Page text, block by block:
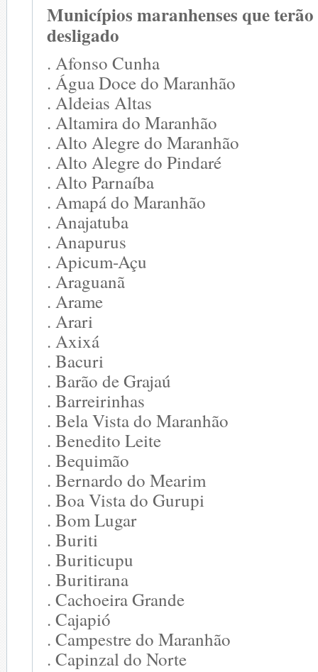
Municípios maranhenses que
desligado
. Afonso Cunha
. Água Doce do Maranhão
. Aldeias Altas
. Altamira do Maranhão
. Alto Alegre do Maranhão
. Alto Alegre do Pindaré
. Alto Parnaíba
. Amapá do Maranhão
. Anajatuba
. Anapurus
. Apicum-Açu
. Araguanã
. Arame
. Arari
. Axixá
. Bacuri
. Barão de Grajaú
. Barreirinhas
. Bela Vista do Maranhão
. Benedito Leite
. Bequimão
. Bernardo do Mearim
. Boa Vista do Gurupi
. Bom Lugar
. Buriti
. Buriticupu
. Buritirana
. Cachoeira Grande
. Cajapió
. Campestre do Maranhão
. Capinzal do Norte